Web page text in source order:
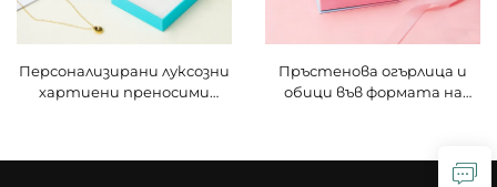
Персонализирани луксозни
хартиени преносими
Пръстенова огърлица и
обици във формата на
романтични и елегантни,